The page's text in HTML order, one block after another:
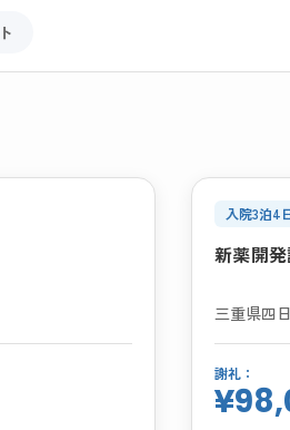
入院3泊4
新薬開
三重県四
謝礼：